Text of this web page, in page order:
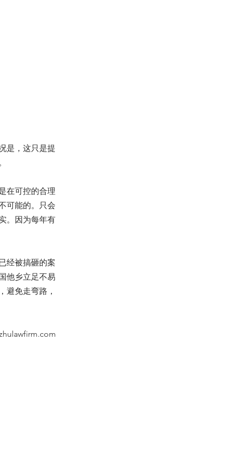
是，这只是提
在可控的合理
可能的。只会
。因为每年有
经被搞砸的案
他乡立足不易
避免走弯路，